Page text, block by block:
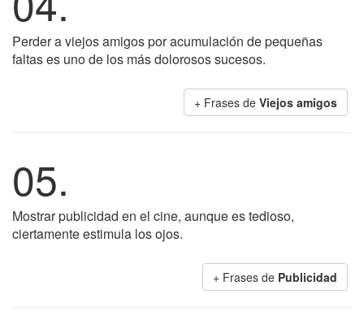
Perder a viejos amigos por acumulación de pequeñas
faltas es uno de los más dolorosos sucesos.
+ Frases de Viejos amigos
05.
Mostrar publicidad en el cine, aunque es tedioso,
ciertamente estimula los ojos.
+ Frases de Publicidad